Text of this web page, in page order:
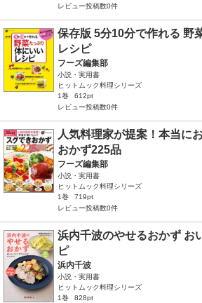
レビュー投稿数0件
保存版 5分10分で作れる 野
レシピ
フーズ編集部
小説・実用書
ヒットムック料理シリーズ
1巻
612pt
レビュー投稿数0件
人気料理家が提案！本当に
おかず225品
フーズ編集部
小説・実用書
ヒットムック料理シリーズ
1巻
719pt
レビュー投稿数0件
浜内千波のやせるおかず お
ピ
浜内千波
小説・実用書
ヒットムック料理シリーズ
1巻
828pt